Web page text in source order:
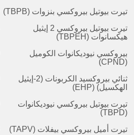
تيرت بيوتيل بيروكسي بنزوات (TBPB)
تيرت بيوتيل بيروكسي 2 إيثيل
هيكسانوات (TBPEH)
بيروكسي نيوديكانوات الكوميل
(CPND)
ثنائي بيروكسيد الكربونات (2-إيثيل
الهكسيل) (EHP)
تيرت بيوتيل بيروكسي نيوديكانوات
(TBPD)
تيرت أميل بيروكسي بيفلات (TAPV)